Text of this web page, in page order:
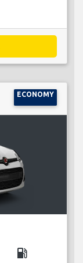
ECONOMY
local_gas_station